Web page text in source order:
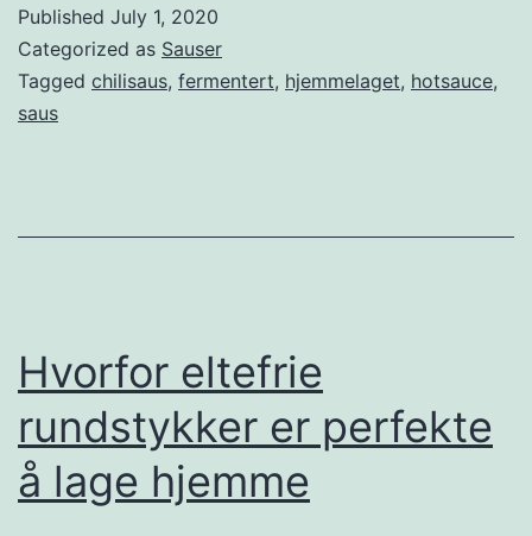
Published July 1, 2020
Categorized as Sauser
Tagged chilisaus, fermentert, hjemmelaget, hotsauce,
saus
Hvorfor eltefrie
rundstykker er perfekte
å lage hjemme